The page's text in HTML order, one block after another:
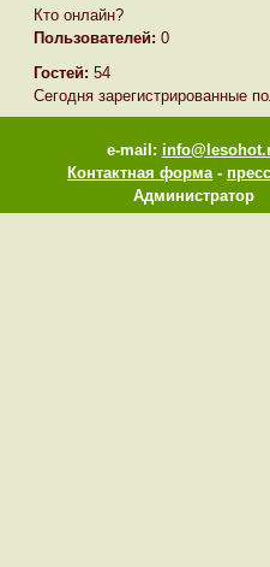
Кто онлайн?
Пользователей: 0
Гостей: 54
Сегодня зарегистрированные
e-mail:
Контактная форма-
Администратор